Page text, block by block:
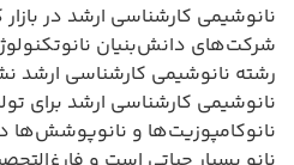
نانوشیمی کارشناسی ارشد در
شرکت‌های دانش‌بنیان
رشته نانوشیمی کارشناسی ارشد
نانوشیمی کارشناسی ارشد برای
نانوکامپوزیت‌ها و